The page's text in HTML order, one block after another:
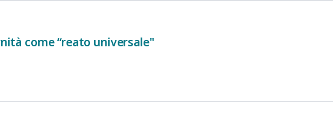
come “reato universale"